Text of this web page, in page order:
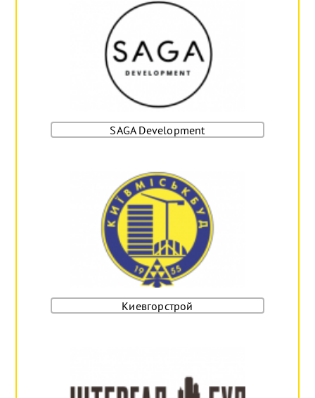
SAGA Development
Киевгорстрой